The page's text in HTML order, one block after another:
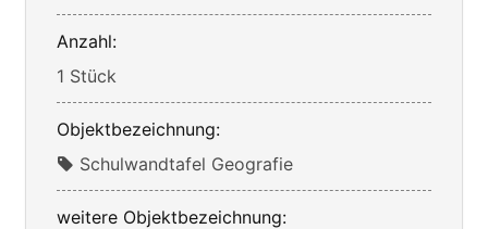
Anzahl:
1 Stück
Objektbezeichnung:
Schulwandtafel Geografie
weitere Objektbezeichnung: